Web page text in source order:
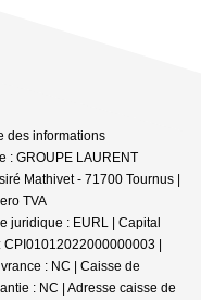
des informations
: GROUPE LAURENT
Mathivet - 71700 Tournus |
TVA
juridique : EURL | Capital
CPI01012022000000003 |
: NC | Caisse de
: NC | Adresse caisse de